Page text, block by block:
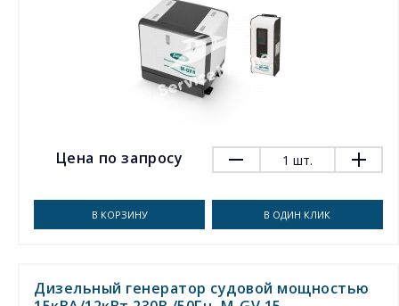
Цена по запросу 1 шт.
В КОРЗИНУ В ОДИН КЛИК
Дизельный генератор судовой мощностью